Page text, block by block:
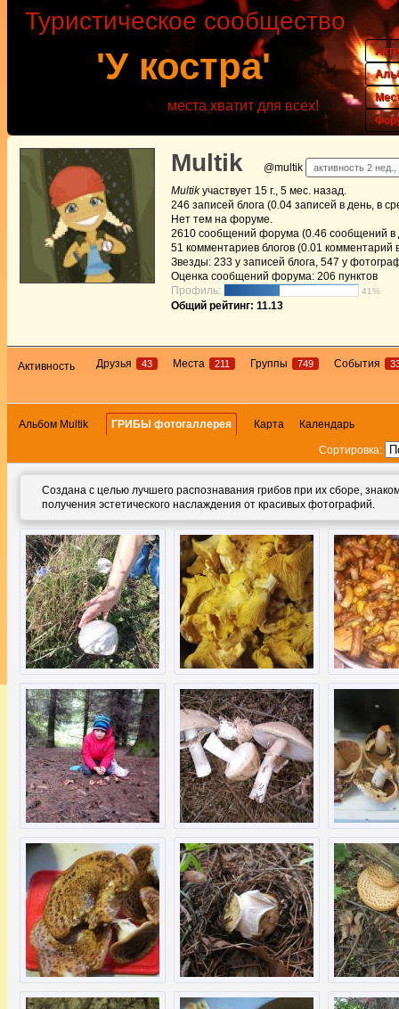
'У костра'
Туристическое сообщество
места хватит для всех!
Multik @multik активность 2
Multikучаствует 15 г., 5 мес. назад.
246 записей блога (0.04 записей в день, в
Нет тем на форуме.
2610 сообщений форума (0.46 сообщений в
51 комментариев блогов (0.01 комментарий
Звезды: 233 у записей блога, 547 у
Оценка сообщений форума: 206 пунктов
Профиль:
41%
Общий рейтинг: 11.13
Активность Друзья 43 Места 211 Группы 749 События
Альбом Multik ГРИБЫ фотогаллерея Карта Календарь
Сортировка:
Создана с целью лучшего распознавания грибов при их сборе,
получения эстетического наслаждения от красивых фотографий.